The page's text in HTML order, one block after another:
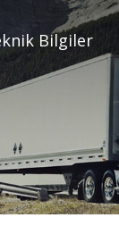
Bilgiler